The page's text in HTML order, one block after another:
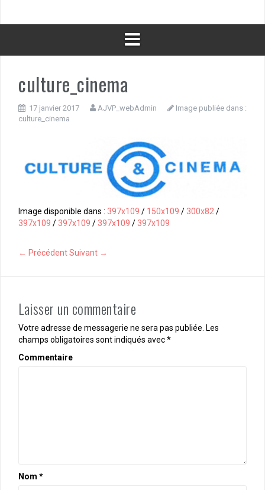
culture_cinema
17 janvier 2017 AJVP_webAdmin
Image publiée dans :
culture_cinema
Image disponible dans : 397x109 / 150x109 / 300x82/
397x109 / 397x109 / 397x109 / 397x109
← PrécédentSuivant →
Laisser un commentaire
Votre adresse de messagerie ne sera pas publiée. Les
champs obligatoires sont indiqués avec*
Commentaire
Nom *